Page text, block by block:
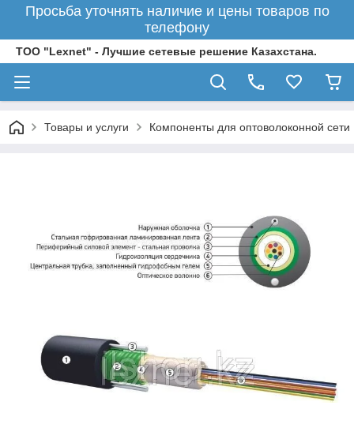
Просьба уточнять наличие и цены товаров по
телефону
ТОО "Lexnet" - Лучшие сетевые решение Казахстана.
Товары и услуги Компоненты для оптоволоконной сети